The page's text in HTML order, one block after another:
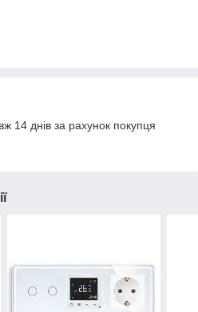
14 днів за рахунок покупця